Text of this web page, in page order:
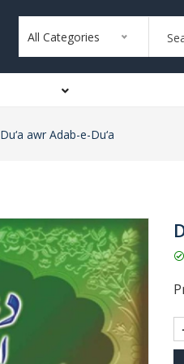
All Categories
Du‘a awr Adab-e-Du‘a